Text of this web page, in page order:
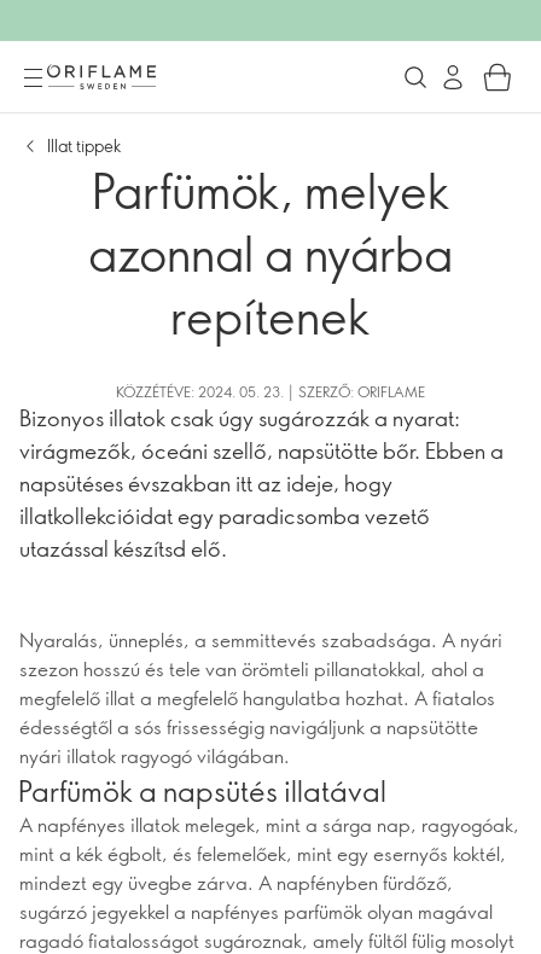
Illat tippek
Parfümök, melyek
azonnal a nyárba
repítenek
KÖZZÉTÉVE: 2024. 05. 23. | SZERZŐ: ORIFLAME
Bizonyos illatok csak úgy sugározzák a nyarat:
virágmezők, óceáni szellő, napsütötte bőr. Ebben a
napsütéses évszakban itt az ideje, hogy
illatkollekcióidat egy paradicsomba vezető
utazással készítsd elő.
Nyaralás, ünneplés, a semmittevés szabadsága. A nyári
szezon hosszú és tele van örömteli pillanatokkal, ahol a
megfelelő illat a megfelelő hangulatba hozhat. A fiatalos
édességtől a sós frissességig navigáljunk a napsütötte
nyári illatok ragyogó világában.
Parfümök a napsütés illatával
A napfényes illatok melegek, mint a sárga nap, ragyogóak,
mint a kék égbolt, és felemelőek, mint egy esernyős koktél,
mindezt egy üvegbe zárva. A napfényben fürdőző,
sugárzó jegyekkel a napfényes parfümök olyan magával
ragadó fiatalosságot sugároznak, amely fültől fülig mosolyt